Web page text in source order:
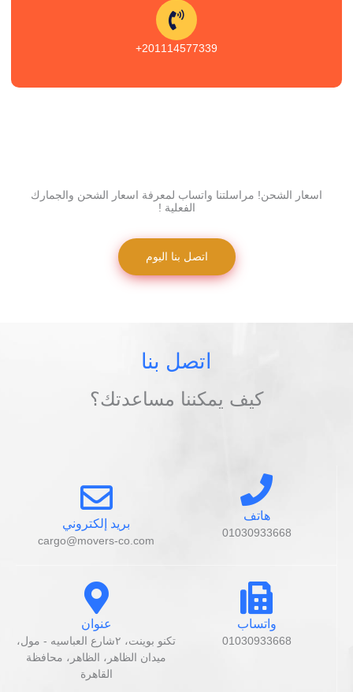
201114577339+
اسعار الشحن! مراسلتنا واتساب لمعرفة اسعار الشحن والجمارك
الفعلية !
اتصل بنا اليوم
اتصل بنا
كيف يمكننا مساعدتك؟
هاتف
01030933668
بريد إلكتروني
cargo@movers-co.com
واتساب
01030933668
عنوان
تكنو بوينت، ٢شارع العباسيه - مول،
ميدان الظاهر، الظاهر، محافظة
القاهرة‬